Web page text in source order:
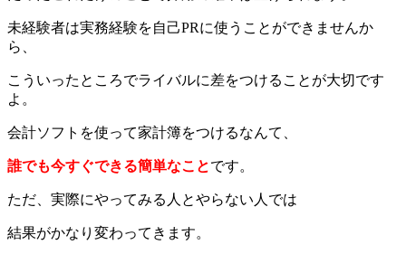
未経験者は実務経験を自己PRに使うことができませんか
ら、
こういったところでライバルに差をつけることが大切です
よ。
会計ソフトを使って家計簿をつけるなんて、
誰でも今すぐできる簡単なことです。
ただ、実際にやってみる人とやらない人では
結果がかなり変わってきます。